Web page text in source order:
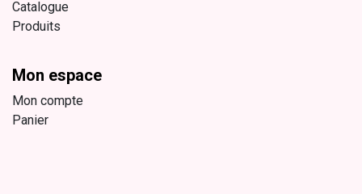
Catalogue
Produits
Mon espace
Mon compte
Panier